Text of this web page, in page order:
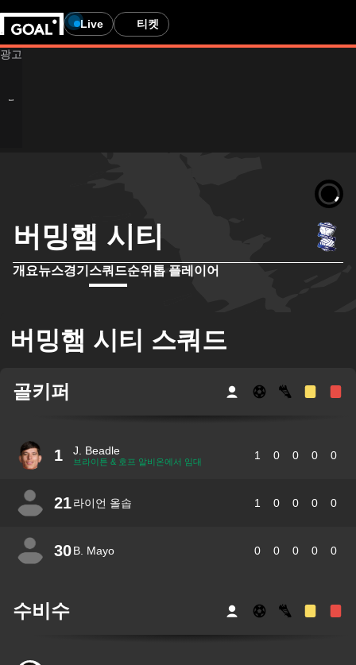
Live 티켓
버밍햄 시티
개요뉴스경기 스쿼드순위 톱 플레이어
버밍햄 시티 스쿼드
골키퍼
1 J. Beadle
브라이튼 & 호프 알비온에서 임대 1 0 0 0 0
21라이언 올솝 1 0 0 0 0
30B. Mayo 0 0 0 0 0
수비수